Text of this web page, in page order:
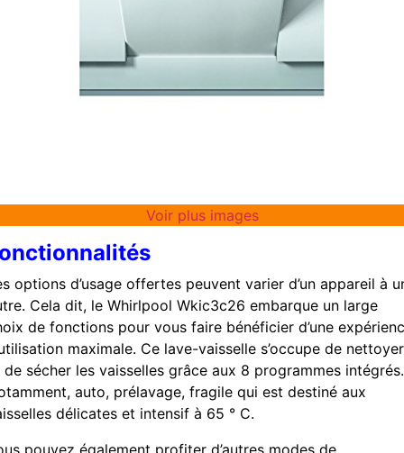
Voir plus images
options d’usage offertes peuvent varier d’un appareil à
Cela dit, le Whirlpool Wkic3c26 embarque un large
de fonctions pour vous faire bénéficier d’une
maximale. Ce lave-vaisselle s’occupe de nettoyer
de sécher les vaisselles grâce aux 8 programmes intégrés.
auto, prélavage, fragile qui est destiné aux
délicates et intensif à 65 ° C.
pouvez également profiter d’autres modes de